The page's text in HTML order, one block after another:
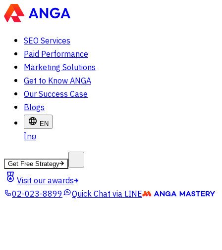
SEO Services
Paid Performance
Marketing Solutions
Get to Know ANGA
Our Success Case
Blogs
EN
ไทย
Get Free Strategy
Visit our awards
02-023-8899
Quick Chat via LINE